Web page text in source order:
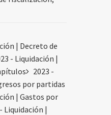
| Decreto de
- Liquidación |
2023 -
por partidas
| Gastos por
Liquidación |